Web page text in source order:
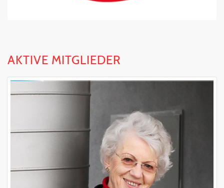
AKTIVE MITGLIEDER